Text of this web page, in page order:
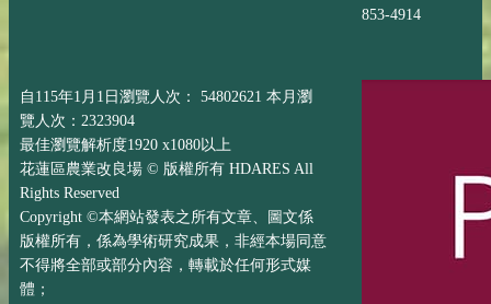
853-4914
自115年1月1日瀏覽人次： 54802621 本月瀏
覽人次：2323904
最佳瀏覽解析度1920 x1080以上
花蓮區農業改良場 © 版權所有 HDARES All
Rights Reserved
Copyright ©本網站發表之所有文章、圖文係
版權所有，係為學術研究成果，非經本場同意
不得將全部或部分內容，轉載於任何形式媒
體；